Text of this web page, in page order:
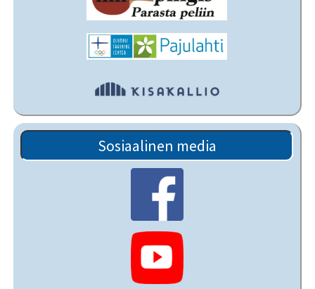
Sosiaalinen media